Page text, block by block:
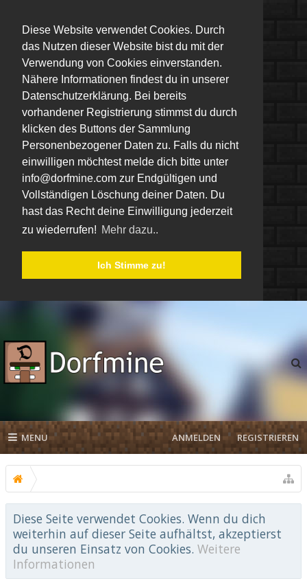
Diese Website verwendet Cookies. Durch
das Nutzen dieser Website bist du mit der
Verwendung von Cookies einverstanden.
Nähere Informationen findest du in unserer
Datenschutzerklärung. Bei bereits
vorhandener Registrierung stimmst du durch
klicken des Buttons der Sammlung
Personenbezogener Daten zu. Falls du nicht
einwilligen möchtest melde dich bitte unter
info@dorfmine.com zur Endgültigen und
Vollständigen Löschung deiner Daten. Du
hast das Recht deine Einwilligung jederzeit
zu wiederrufen! Mehr dazu..
Ich Stimme zu!
MENU ANMELDEN REGISTRIEREN
Diese Seite verwendet Cookies. Wenn du dich
weiterhin auf dieser Seite aufhältst, akzeptierst
du unseren Einsatz von Cookies. Weitere
Informationen